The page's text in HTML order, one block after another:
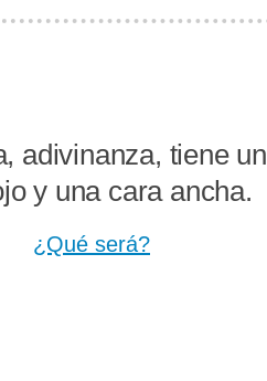
adivinanza, tiene un
y una cara ancha.
¿Qué será?